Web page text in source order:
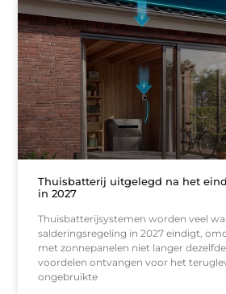
Thuisbatterij uitgelegd na het
in 2027
Thuisbatterijsystemen worden veel
salderingsregeling in 2027 eindigt,
met zonnepanelen niet langer
voordelen ontvangen voor het
ongebruikte